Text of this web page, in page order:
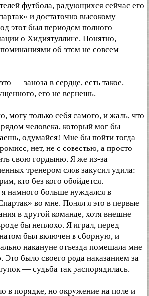
футбола, радующихся сейчас его
и достаточно высокому
этот был периодом полного
о Хидиятуллине. Понятно,
об этом не совсем
— заноза в сердце, есть такое.
его не вернешь.
могу только себя самого, и жаль, что
рядом человека, который мог бы
одумайся! Мне бы пойти тогда
нет, не с совестью, а просто
свою гордыню. Я же из-за
тренером слов закусил удила:
кто без кого обойдется.
намного больше нуждался в
во мне. Понял я это в первые
в другой команде, хотя внешне
бы неплохо. Я играл, перед
был включен в сборную, и
накануне отъезда помешала мне
Это было своего рода наказанием за
— судьба так распорядилась.
в порядке, но окружение на поле и